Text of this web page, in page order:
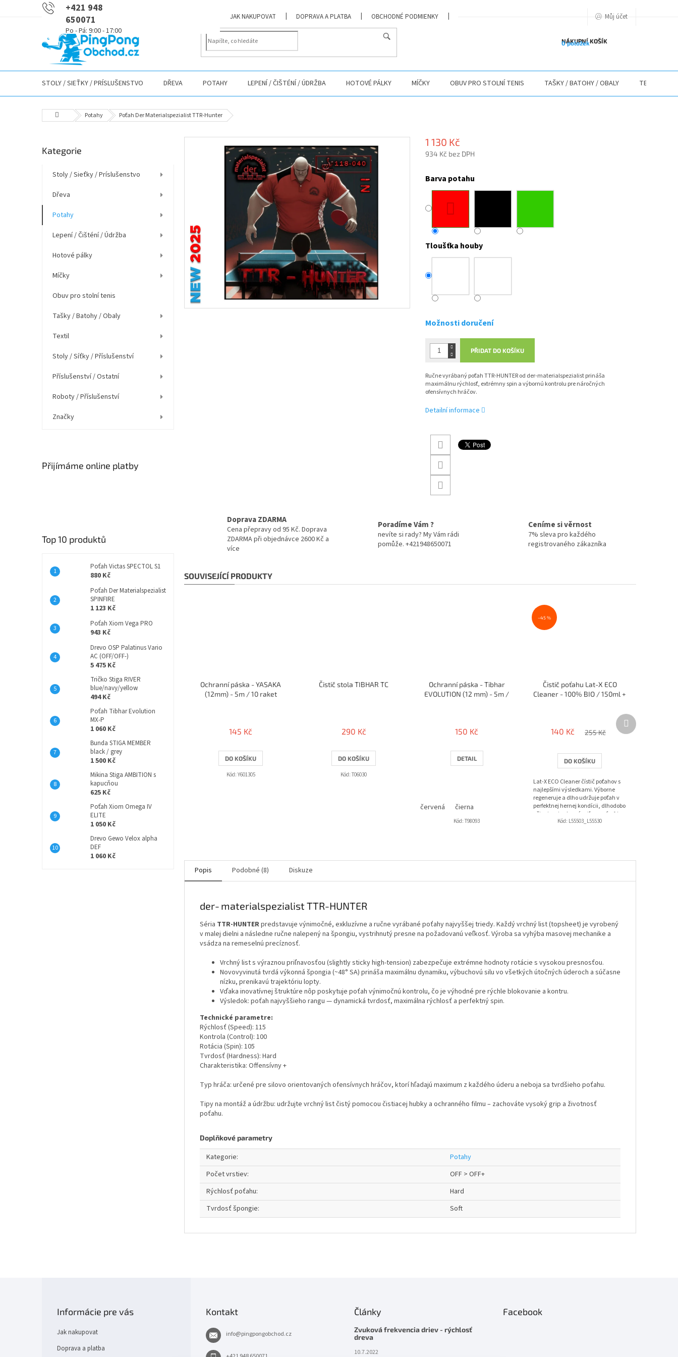
+421 948
650071
JAK NAKUPOVAT DOPRAVA A PLATBA OBCHODNÉ PODMIENKY O NÁS
Můj účet
NÁKUPNÍ KOŠÍK
0 položek
STOLY / SIEŤKY / PRÍSLUŠENSTVO DŘEVA POTAHY LEPENÍ / ČIŠTÉNÍ / ÚDRŽBA HOTOVÉ PÁLKY MÍČKY OBUV PRO STOLNÍ TENIS TAŠKY / BATOHY / OBALY TEXTIL
Domů Potahy Poťah Der Materialspezialist TTR-Hunter
o
n
Přeskočit
Kategorie
Stoly / Sieťky / Príslušenstvo
Dřeva
Potahy
Lepení / Čišténí / Údržba
Hotové pálky
Míčky
Obuv pro stolní tenis
Tašky / Batohy / Obaly
Textil
Stoly / Síťky / Příslušenství
Příslušenství / Ostatní
Roboty / Příslušenství
Značky
Přijímáme online platby
Top 10 produktů
Poťah Victas SPECTOL S1
880 Kč
Poťah Der Materialspezialist
SPINFIRE
1 123 Kč
Poťah Xiom Vega PRO
943 Kč
Drevo OSP Palatinus Vario
AC (OFF/OFF-)
5 475 Kč
Tričko Stiga RIVER
blue/navy/yellow
494 Kč
Poťah Tibhar Evolution
MX-P
1 060 Kč
Bunda STIGA MEMBER
black / grey
1 500 Kč
Mikina Stiga AMBITION s
kapucňou
625 Kč
Poťah Xiom Omega IV
ELITE
1 050 Kč
Drevo Gewo Velox alpha
DEF
1 060 Kč
1 130 Kč
934 Kč bez DPH
cena:
Barva potahu
Tloušťka houby
Možnosti doručení
PŘIDAT DO KOŠÍKU
Ručne vyrábaný poťah TTR-HUNTER od der-materialspezialist prináša
maximálnu rýchlosť, extrémny spin a výbornú kontrolu pre náročných
ofensívnych hráčov.
Detailní informace
Doprava ZDARMA
Cena přepravy od 95 Kč. Doprava
ZDARMA při objednávce 2600 Kč a
více
Poradíme Vám ?
nevíte si rady? My Vám rádi
pomůže. +421948650071
Ceníme si věrnost
7% sleva pro každého
registrovaného zákazníka
SOUVISEJÍCÍ PRODUKTY
Ochranní páska - YASAKA
(12mm) - 5m / 10 raket
145 Kč
DO KOŠÍKU
Kód: Y601305
Čistič stola TIBHAR TC
290 Kč
DO KOŠÍKU
Kód: T06030
Ochranní páska - Tibhar
EVOLUTION (12 mm) - 5m /
150 Kč
DETAIL
červená čierna
Kód: T98093
–45 %
Čistič poťahu Lat-X ECO
Cleaner - 100% BIO / 150ml +
140 Kč 255 Kč
DO KOŠÍKU
Lat-X ECO Cleaner čístič poťahov s
najlepšími výsledkami. Výborne
regeneruje a dlho udržuje poťah v
perfektnej hernej kondícii, dlhodobo
oživuje prirodzenú priľnavosť a frip...
Kód: L55503_L55530
Další
produkt
Popis Podobné (8) Diskuze
der‐materialspezialist TTR-HUNTER
Séria TTR-HUNTERpredstavuje výnimočné, exkluzívne a ručne vyrábané poťahy najvyššej triedy. Každý vrchný list (topsheet) je vyrobený
v malej dielni a následne ručne nalepený na špongiu, vystrihnutý presne na požadovanú veľkosť. Výroba sa vyhýba masovej mechanike a
vsádza na remeselnú precíznosť.
Vrchný list s výraznou priľnavosťou (slightly sticky high-tension) zabezpečuje extrémne hodnoty rotácie s vysokou presnosťou.
Novovyvinutá tvrdá výkonná špongia (~48° SA) prináša maximálnu dynamiku, výbuchovú silu vo všetkých útočných úderoch a súčasne
nízku, prenikavú trajektóriu lopty.
Vďaka inovatívnej štruktúre nôp poskytuje poťah výnimočnú kontrolu, čo je výhodné pre rýchle blokovanie a kontru.
Výsledok: poťah najvyššieho rangu — dynamická tvrdosť, maximálna rýchlosť a perfektný spin.
Technické parametre:
Rýchlosť (Speed): 115
Kontrola (Control): 100
Rotácia (Spin): 105
Tvrdosť (Hardness): Hard
Charakteristika: Offensívny +
Typ hráča: určené pre silovo orientovaných ofensívnych hráčov, ktorí hľadajú maximum z každého úderu a neboja sa tvrdšieho poťahu.
Tipy na montáž a údržbu: udržujte vrchný list čistý pomocou čistiacej hubky a ochranného filmu – zachováte vysoký grip a životnosť
poťahu.
Doplňkové parametry
Kategorie:
Potahy
Počet vrstiev:
OFF > OFF+
Rýchlosť poťahu:
Hard
Tvrdosť špongie: Soft
Informácie pre vás
Jak nakupovat
Doprava a platba
Kontakt
info@pingpongobchod.cz
Články
Zvuková frekvencia driev - rýchlosť
dreva
10.7.2022
Facebook